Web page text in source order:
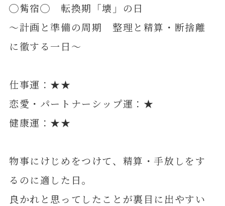
◯觜宿◯ 転換期「壊」の日
～計画と準備の周期 整理と精算・断捨離
に徹する一日～
仕事運：★★
恋愛・パートナーシップ運：★
健康運：★★
物事にけじめをつけて、精算・手放しをす
るのに適した日。
良かれと思ってしたことが裏目に出やすい